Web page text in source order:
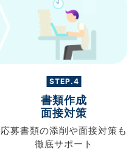
STEP.4
書類作成
面接対策
応募書類の添削や面接対策も
徹底サポート